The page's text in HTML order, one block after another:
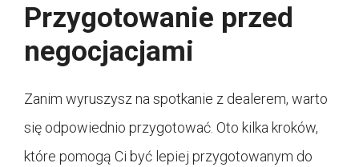
Przygotowanie przed
negocjacjami
Zanim wyruszysz na spotkanie z dealerem, warto
się odpowiednio przygotować. Oto kilka kroków,
które pomogą Ci być lepiej przygotowanym do